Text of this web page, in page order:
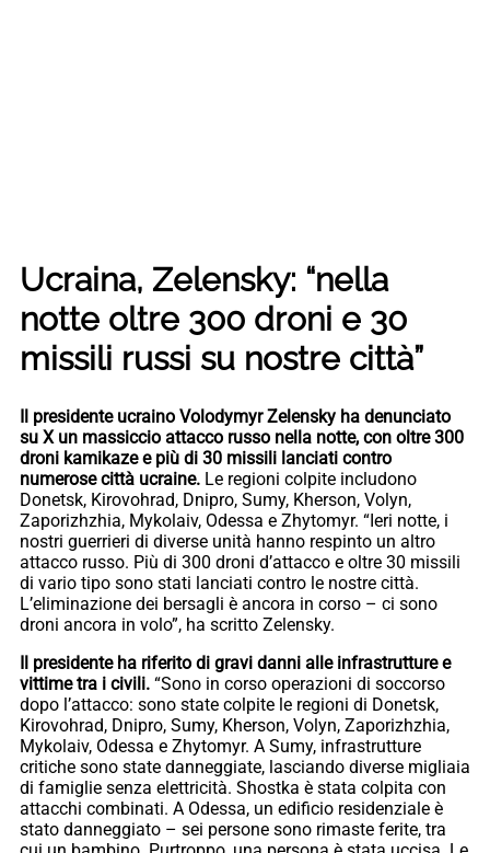
Ucraina, Zelensky: “nella
notte oltre 300 droni e 30
missili russi su nostre città”
Il presidente ucraino Volodymyr Zelensky ha denunciato
su X un massiccio attacco russo nella notte, con oltre 300
droni kamikaze e più di 30 missili lanciati contro
numerose città ucraine. Le regioni colpite includono
Donetsk, Kirovohrad, Dnipro, Sumy, Kherson, Volyn,
Zaporizhzhia, Mykolaiv, Odessa e Zhytomyr. “Ieri notte, i
nostri guerrieri di diverse unità hanno respinto un altro
attacco russo. Più di 300 droni d’attacco e oltre 30 missili
di vario tipo sono stati lanciati contro le nostre città.
L’eliminazione dei bersagli è ancora in corso – ci sono
droni ancora in volo”, ha scritto Zelensky.
Il presidente ha riferito di gravi danni alle infrastrutture e
vittime tra i civili. “Sono in corso operazioni di soccorso
dopo l’attacco: sono state colpite le regioni di Donetsk,
Kirovohrad, Dnipro, Sumy, Kherson, Volyn, Zaporizhzhia,
Mykolaiv, Odessa e Zhytomyr. A Sumy, infrastrutture
critiche sono state danneggiate, lasciando diverse migliaia
di famiglie senza elettricità. Shostka è stata colpita con
attacchi combinati. A Odessa, un edificio residenziale è
stato danneggiato – sei persone sono rimaste ferite, tra